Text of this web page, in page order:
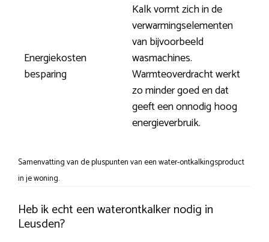
Energiekosten
besparing
Kalk vormt zich in de
verwarmingselementen
van bijvoorbeeld
wasmachines.
Warmteoverdracht werkt
zo minder goed en dat
geeft een onnodig hoog
energieverbruik.
Samenvatting van de pluspunten van een water-ontkalkingsproduct
in je woning.
Heb ik echt een waterontkalker nodig in
Leusden?